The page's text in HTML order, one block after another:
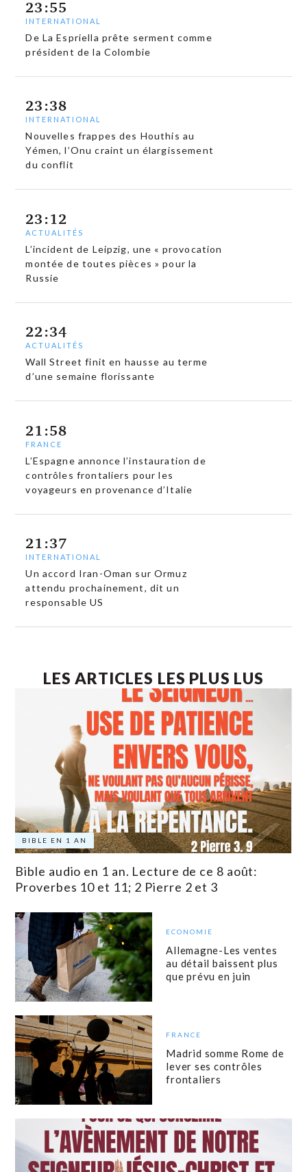
23:55
INTERNATIONAL
De La Espriella prête serment comme
président de la Colombie
23:38
INTERNATIONAL
Nouvelles frappes des Houthis au
Yémen, l’Onu craint un élargissement
du conflit
23:12
ACTUALITÉS
L’incident de Leipzig, une « provocation
montée de toutes pièces » pour la
Russie
22:34
ACTUALITÉS
Wall Street finit en hausse au terme
d’une semaine florissante
21:58
FRANCE
L’Espagne annonce l’instauration de
contrôles frontaliers pour les
voyageurs en provenance d’Italie
21:37
INTERNATIONAL
Un accord Iran-Oman sur Ormuz
attendu prochainement, dit un
responsable US
LES ARTICLES LES PLUS LUS
BIBLE EN 1 AN
Bible audio en 1 an. Lecture de ce 8 août:
Proverbes 10 et 11; 2 Pierre 2 et 3
ECONOMIE
Allemagne-Les ventes
au détail baissent plus
que prévu en juin
FRANCE
Madrid somme Rome de
lever ses contrôles
frontaliers